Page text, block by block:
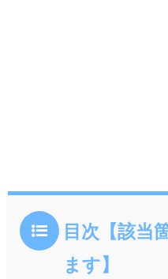
目次【該当
ます】